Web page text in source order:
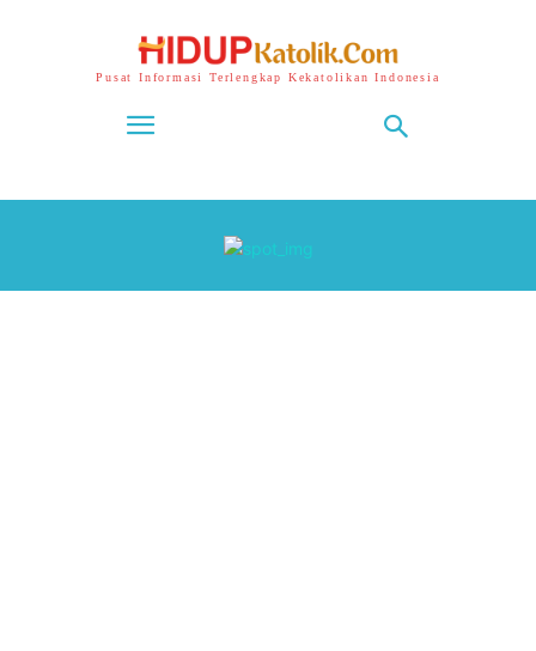
Pusat Informasi Terlengkap Kekatolikan Indonesia